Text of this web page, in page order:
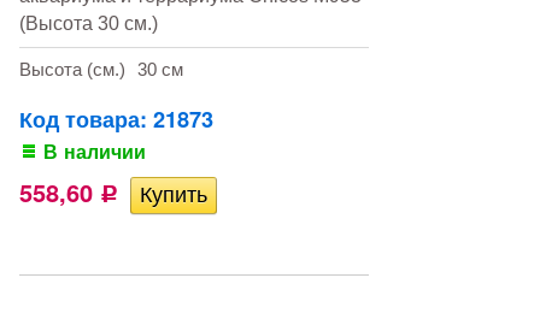
(Высота 30 см.)
Высота (см.) 30 см
Код товара: 21873
В наличии
558,60 Р